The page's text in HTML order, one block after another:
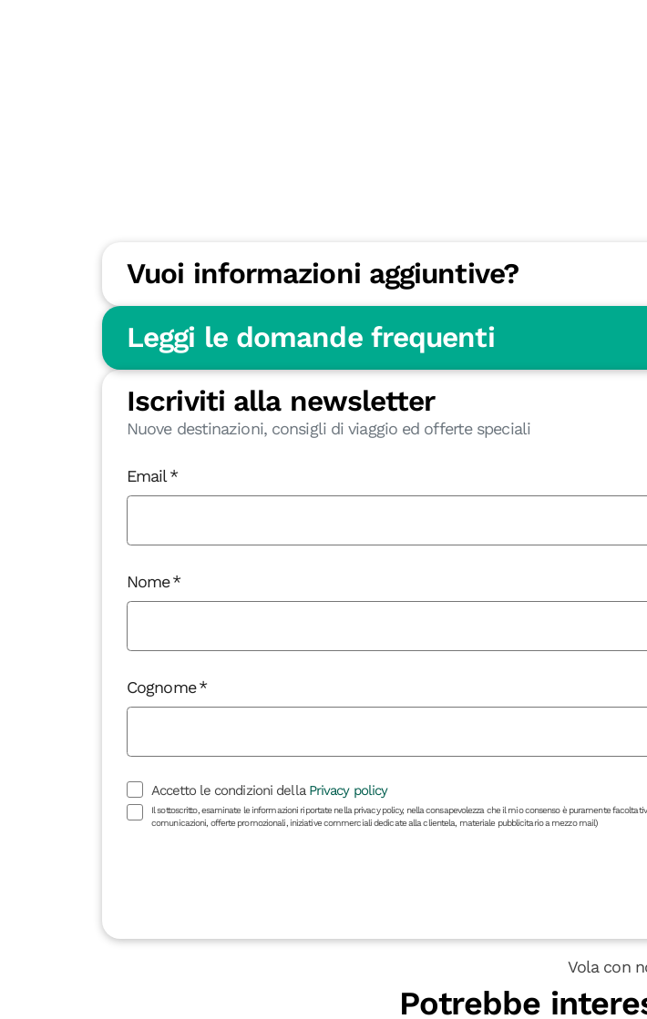
Vuoi informazioni aggiuntive?
Leggi le domande frequenti
Iscriviti alla newsletter
Nuove destinazioni, consigli di viaggio ed offerte speciali
Email
Nome
Cognome
Accetto le condizioni della Privacy policy
Il sottoscritto, esaminate le informazioni riportate nella privacy policy, nella consapevolezza che il mio consenso è puramente
comunicazioni, offerte promozionali, iniziative commerciali dedicate alla clientela, materiale pubblicitario a mezzo mail)
Vola con
Potrebbe